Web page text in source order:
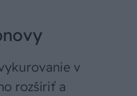
v
rozšíriť a